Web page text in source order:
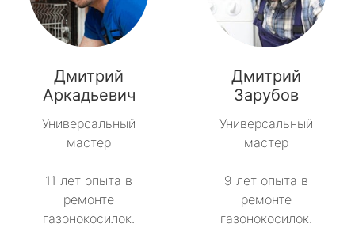
Дмитрий
Аркадьевич
Универсальный
мастер
11 лет опыта в
ремонте
газонокосилок.
Дмитрий
Зарубов
Универсальный
мастер
9 лет опыта в
ремонте
газонокосилок.